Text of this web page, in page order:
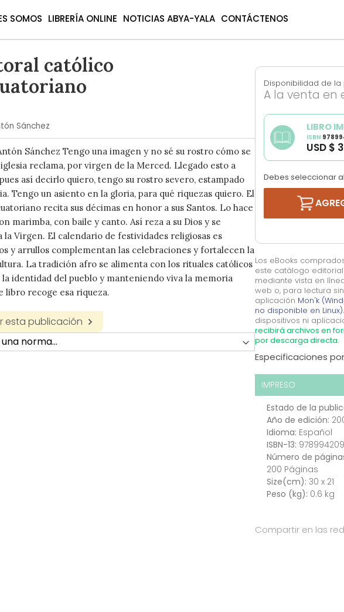
SOMOS LIBRERÍA ONLINE NOTICIAS ABYA-YALA CONTÁCTENOS
católico
Sánchez
Sánchez Tengo una imagen y no sé su rostro cómo se
reclama, por virgen de la Merced. Llegado esto a
así decirlo quiero, tengo su rostro severo, estampado
Tengo un asiento en la gloria, para qué riquezas quiero. El
recita sus décimas en honor a sus Santos. Lo hace
marimba, con baile y canto. Así reza a su Dios y se
la Virgen. El calendario de festividades religiosas es
y arrullos complementan las celebraciones y fortalecen la
La tradición afro se alimenta con los rituales católicos
identidad del pueblo y manteniendo viva la memoria
libro recoge esa riqueza.
esta publicación
Disponibilidad de la
A la venta en
LIBRO
ISBN
USD $
Debes seleccionar
Los eBooks
este catálogo
mediante vista en
web o, para lectura
aplicación Mon'k
no disponible en Linux).
dispositivos ni
recibirá archivos en
por descarga directa.
Especificaciones
IMPRESO
Estado de la
Año de edición:
Idioma: Español
ISBN-13:
Número de
200 Páginas
Size(cm): 30 x 21
Peso (kg): 0.6 kg
Compartir en las